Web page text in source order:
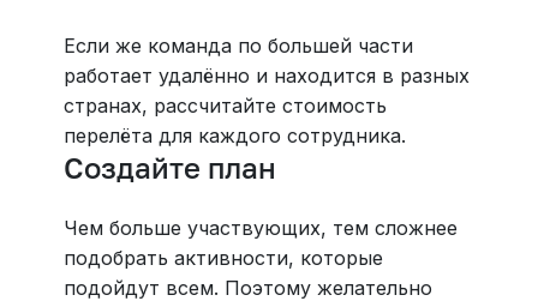
Если же команда по большей части
работает удалённо и находится в разных
странах, рассчитайте стоимость
перелёта для каждого сотрудника.
Создайте план
Чем больше участвующих, тем сложнее
подобрать активности, которые
подойдут всем. Поэтому желательно